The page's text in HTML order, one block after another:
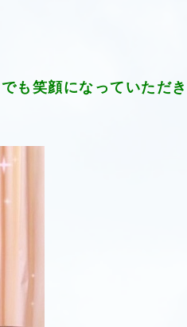
も笑顔になっていただき